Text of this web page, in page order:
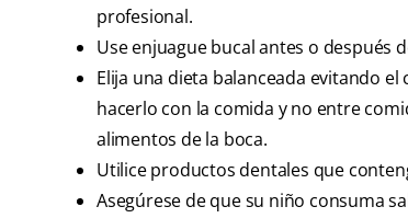
profesional.
Use enjuague bucal antes o después
Elija una dieta balanceada evitando
hacerlo con la comida y no entre
alimentos de la boca.
Utilice productos dentales que
Asegúrese de que su niño consuma